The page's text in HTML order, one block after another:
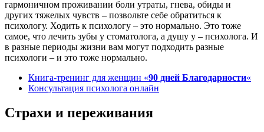
гармоничном проживании боли утраты, гнева, обиды и
других тяжелых чувств – позвольте себе обратиться к
психологу. Ходить к психологу – это нормально. Это тоже
самое, что лечить зубы у стоматолога, а душу у – психолога. И
в разные периоды жизни вам могут подходить разные
психологи – и это тоже нормально.
Книга-тренинг для женщин «90 дней Благодарности«
Консультация психолога онлайн
Страхи и переживания